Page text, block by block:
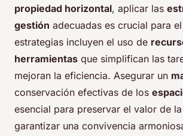
propiedad horizontal, aplicar las
gestión adecuadas es crucial para
estrategias incluyen el uso de
herramientas que simplifican las
mejoran la eficiencia. Asegurar un
conservación efectivas de los
esencial para preservar el valor de
garantizar una convivencia